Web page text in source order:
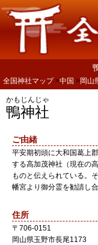
全国神社マップ 中国 岡山
鴨神社
かもじんじゃ
ご由緒
平安期初頭に大和国葛上
する高加茂神社（現在の
ものと伝えられている。
幡宮より御分霊を勧請し合
住所
〒 706-0151
岡山県玉野市長尾1173